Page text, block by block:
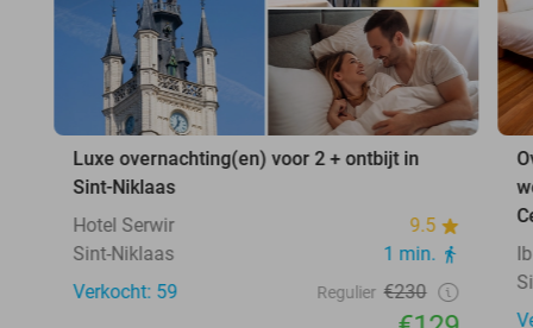
Luxe overnachting(en) voor 2 + ontbijt in
Sint-Niklaas
Hotel Serwir
9.5
Sint-Niklaas
1 min.
Verkocht: 59
Regulier €230